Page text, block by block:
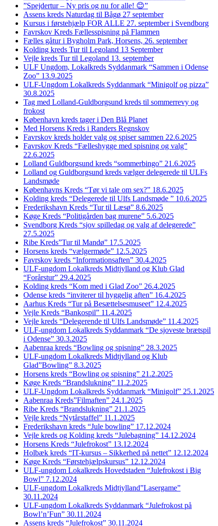
”Spejdertur – Ny pris og nu for alle! 😊”
Assens kreds Naturdag til Bågø 27 september
Kursus i førstehjælp FOR ALLE 27. september i Svendborg
Favrskov Kreds Fællesspisning på Flammen
Fælles gåtur i Bygholm Park, Horsens, 26. september
Kolding kreds Tur til Legoland 13 September
Vejle kreds Tur til Legoland 13. september
ULF Ungdom, Lokalkreds Syddanmark “Sammen i Odense
Zoo” 13.9.2025
ULF-Ungdom Lokalkreds Syddanmark “Minigolf og pizza”
30.8.2025
Tag med Lolland-Guldborgsund kreds til sommerrevy og
frokost
København kreds tager i Den Blå Planet
Med Horsens Kreds i Randers Regnskov
Favrskov kreds holder valg og spiser sammen 22.6.2025
Favrskov Kreds “Fælleshygge med spisning og valg”
22.6.2025
Lolland Guldborgsund kreds “sommerbingo” 21.6.2025
Lolland og Guldborgsund kreds vælger delegerede til ULFs
Landsmøde
Københavns Kreds “Tør vi tale om sex?” 18.6.2025
Kolding kreds “Delegerede til Ulfs Landsmøde ” 10.6.2025
Frederikshavn Kreds “Tur til Læsø” 8.6.2025
Køge Kreds “Politigården bag murene” 5.6.2025
Svendborg Kreds “sjov spilledag og valg af delegerede”
27.5.2025
Ribe Kreds”Tur til Mandø” 17.5.2025
Horsens kreds “vælgermøde” 12.5.2025
Favrskov kreds “Informationsaften” 30.4.2025
ULF-ungdom Lokalkreds Midtjylland og Klub Glad
“Forårstur” 29.4.2025
Kolding kreds “Kom med i Glad Zoo” 26.4.2025
Odense kreds “inviterer til hyggelig aften” 16.4.2025
Aarhus Kreds “Tur på Besættelsesmuseet” 12.4.2025
Vejle Kreds “Bankospil” 11.4.2025
Vejle kreds “Delegerende til Ulfs Landsmøde” 11.4.2025
ULF-ungdom Lokalkreds Syddanmark “De sjoveste brætspil
i Odense” 30.3.2025
Aabenraa kreds “Bowling og spisning” 28.3.2025
ULF-ungdom Lokalkreds Midtjylland og Klub
Glad”Bowling” 8.3.2025
Horsens kreds “Bowling og spisning” 21.2.2025
Køge Kreds “Brandslukning” 11.2.2025
ULF-Ungdom Lokalkreds Syddanmark “Minigolf” 25.1.2025
Aabenraa Kreds”Filmaften” 24.1.2025
Ribe Kreds “Brandslukning” 21.1.2025
Vejle kreds “Nytårstaffel” 11.1.2025
Frederikshavn kreds “Jule bowling” 17.12.2024
Vejle kreds og Kolding kreds “Julebagning” 14.12.2024
Horsens Kreds “Julefrokost” 13.12.2024
Holbæk kreds “IT-kursus – Sikkerhed på nettet” 12.12.2024
Køge Kreds “Førstehjælpskursus” 12.12.2024
ULF-ungdom Lokalkreds Hovedstaden “Julefrokost i Big
Bowl” 7.12.2024
ULF-ungdom Lokalkreds Midtjylland”Lasergame”
30.11.2024
ULF-ungdom Lokalkreds Syddanmark “Julefrokost på
Bowl’n’Fun” 30.11.2024
Assens kreds “Julefrokost” 30.11.2024